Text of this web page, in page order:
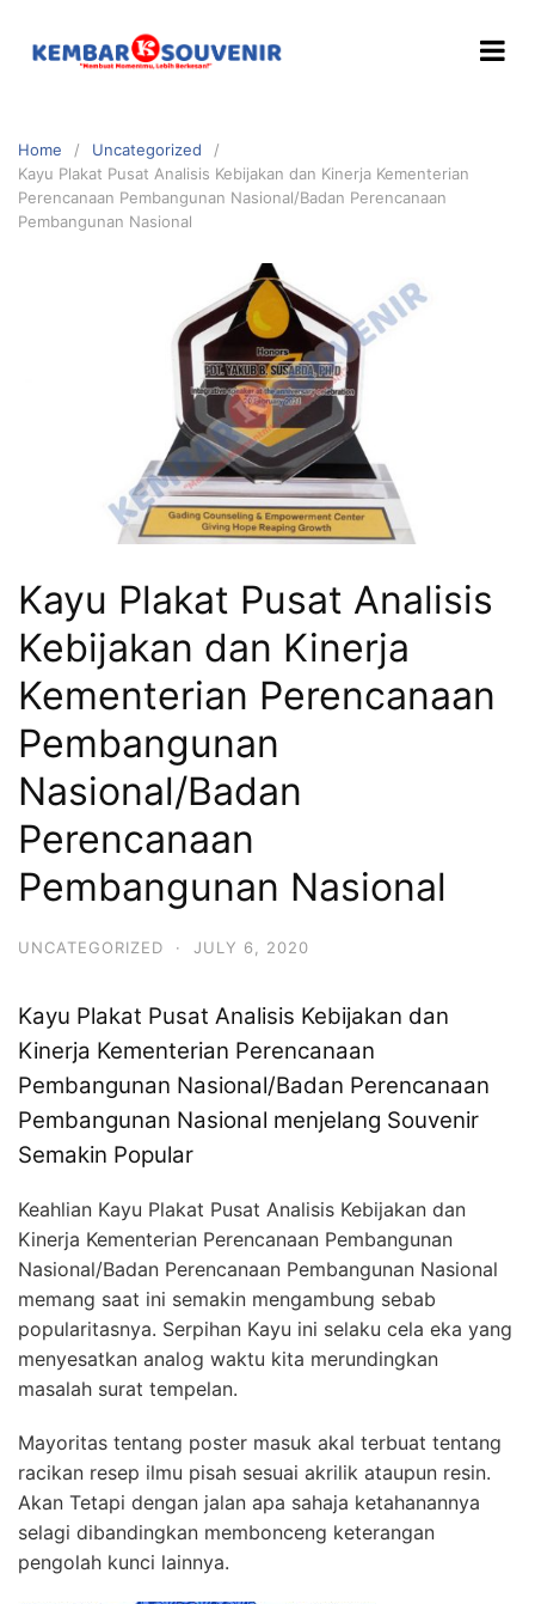
Home
Uncategorized
Kayu Plakat Pusat Analisis Kebijakan dan Kinerja Kementerian
Perencanaan Pembangunan Nasional/Badan Perencanaan
Pembangunan Nasional
Kayu Plakat Pusat Analisis
Kebijakan dan Kinerja
Kementerian Perencanaan
Pembangunan
Nasional/Badan
Perencanaan
Pembangunan Nasional
UNCATEGORIZED · JULY 6, 2020
Kayu Plakat Pusat Analisis Kebijakan dan
Kinerja Kementerian Perencanaan
Pembangunan Nasional/Badan Perencanaan
Pembangunan Nasional menjelang Souvenir
Semakin Popular
Keahlian Kayu Plakat Pusat Analisis Kebijakan dan
Kinerja Kementerian Perencanaan Pembangunan
Nasional/Badan Perencanaan Pembangunan Nasional
memang saat ini semakin mengambung sebab
popularitasnya. Serpihan Kayu ini selaku cela eka yang
menyesatkan analog waktu kita merundingkan
masalah surat tempelan.
Mayoritas tentang poster masuk akal terbuat tentang
racikan resep ilmu pisah sesuai akrilik ataupun resin.
Akan Tetapi dengan jalan apa sahaja ketahanannya
selagi dibandingkan membonceng keterangan
pengolah kunci lainnya.